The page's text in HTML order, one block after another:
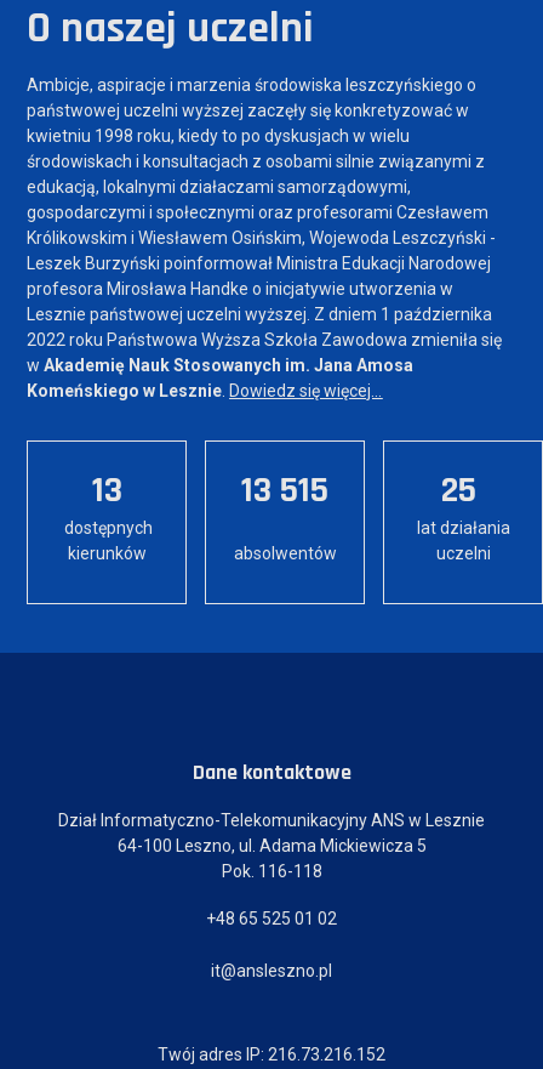
O naszej uczelni
Ambicje, aspiracje i marzenia środowiska leszczyńskiego o
państwowej uczelni wyższej zaczęły się konkretyzować w
kwietniu 1998 roku, kiedy to po dyskusjach w wielu
środowiskach i konsultacjach z osobami silnie związanymi z
edukacją, lokalnymi działaczami samorządowymi,
gospodarczymi i społecznymi oraz profesorami Czesławem
Królikowskim i Wiesławem Osińskim, Wojewoda Leszczyński -
Leszek Burzyński poinformował Ministra Edukacji Narodowej
profesora Mirosława Handke o inicjatywie utworzenia w
Lesznie państwowej uczelni wyższej. Z dniem 1 października
2022 roku Państwowa Wyższa Szkoła Zawodowa zmieniła się
wAkademię Nauk Stosowanych im. Jana Amosa
Komeńskiego w Lesznie. Dowiedz się więcej...
13
dostępnych
kierunków
13 515
absolwentów
25
lat działania
uczelni
Dane kontaktowe
Dział Informatyczno-Telekomunikacyjny ANS w Lesznie
64-100 Leszno, ul. Adama Mickiewicza 5
Pok. 116-118
+48 65 525 01 02
it@ansleszno.pl
Twój adres IP: 216.73.216.152